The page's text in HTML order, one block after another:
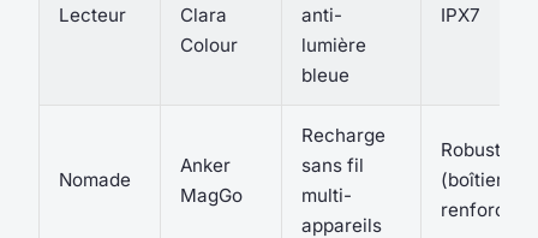
Lecteur
Clara
Colour
anti-
lumière
bleue
IPX7
Nomade
Anker
MagGo
Recharge
sans fil
multi-
appareils
Robuste
(boîtier
renforcé)